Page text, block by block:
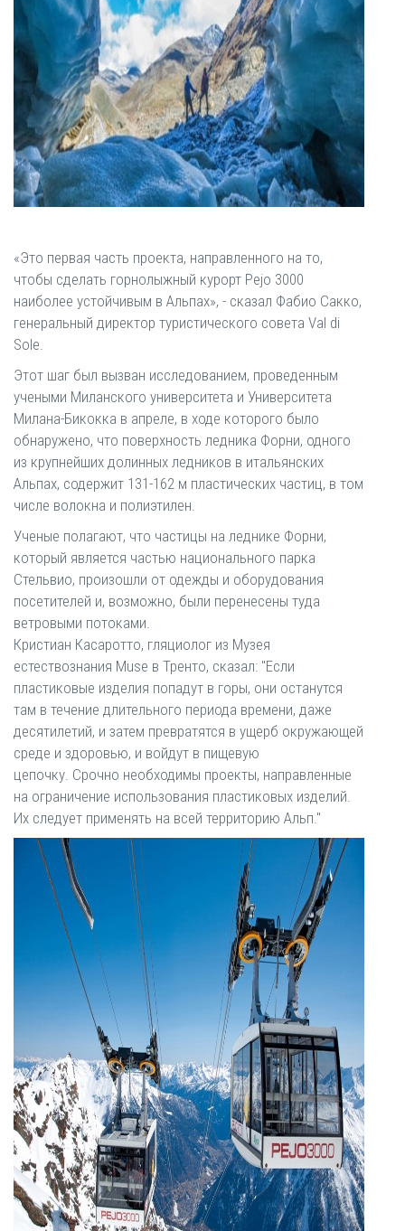
«Это первая часть проекта, направленного на то,
чтобы сделать горнолыжный курорт Pejo 3000
наиболее устойчивым в Альпах», - сказал Фабио Сакко,
генеральный директор туристического совета Val di
Sole.
Этот шаг был вызван исследованием, проведенным
учеными Миланского университета и Университета
Милана-Бикокка в апреле, в ходе которого было
обнаружено, что поверхность ледника Форни, одного
из крупнейших долинных ледников в итальянских
Альпах, содержит 131-162 м пластических частиц, в том
числе волокна и полиэтилен.
Ученые полагают, что частицы на леднике Форни,
который является частью национального парка
Стельвио, произошли от одежды и оборудования
посетителей и, возможно, были перенесены туда
ветровыми потоками.
Кристиан Касаротто, гляциолог из Музея
естествознания Muse в Тренто, сказал: "Если
пластиковые изделия попадут в горы, они останутся
там в течение длительного периода времени, даже
десятилетий, и затем превратятся в ущерб окружающей
среде и здоровью, и войдут в пищевую
цепочку. Срочно необходимы проекты, направленные
на ограничение использования пластиковых изделий.
Их следует применять на всей территорию Альп."